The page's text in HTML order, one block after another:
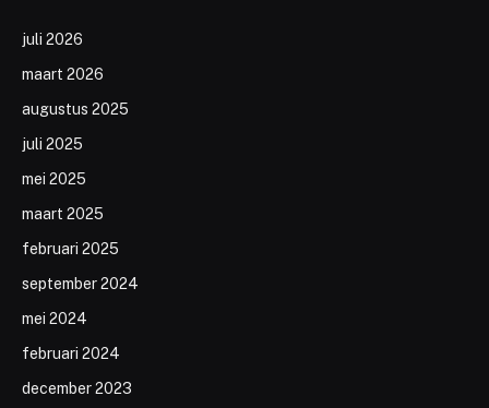
juli 2026
maart 2026
augustus 2025
juli 2025
mei 2025
maart 2025
februari 2025
september 2024
mei 2024
februari 2024
december 2023